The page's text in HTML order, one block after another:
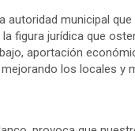
autoridad municipal
figura jurídica que
aportación
los locales y